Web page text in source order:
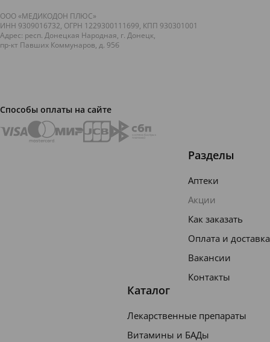
ООО «МЕДИКОДОН ПЛЮС»
ИНН 9309016732, ОГРН 1229300111699, КПП 930301001
Адрес: респ. Донецкая Народная, г. Донецк,
пр-кт Павших Коммунаров, д. 95б
Способы оплаты на сайте
Разделы
Аптеки
Акции
Как заказать
Оплата и доставка
Вакансии
Контакты
Каталог
Лекарственные препараты
Витамины и БАДы